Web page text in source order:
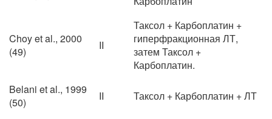
Choy et al., 2000
(49)
II
Таксол + Карбоплатин +
гиперфракционная ЛТ,
затем Таксол +
Карбоплатин.
Belani et al., 1999
(50)
II Таксол + Карбоплатин + ЛТ